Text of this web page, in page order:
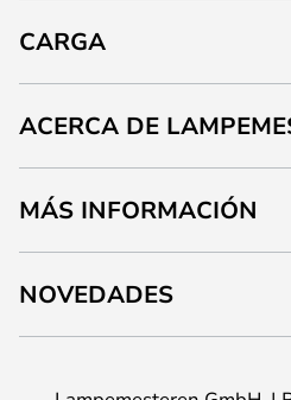
CARGA
ACERCA DE
MÁS INFORMACIÓN
NOVEDADES